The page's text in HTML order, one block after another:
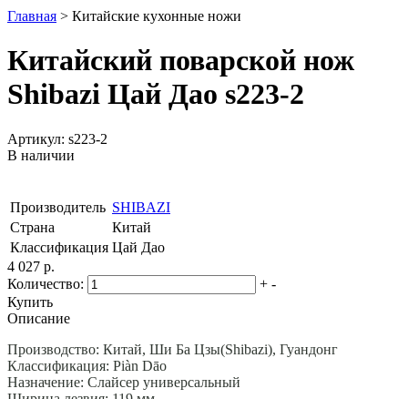
Главная > Китайские кухонные ножи
Китайский поварской нож
Shibazi Цай Дао s223-2
Артикул: s223-2
В наличии
Производитель SHIBAZI
Страна
Китай
Классификация Цай Дао
4 027 р.
Количество:
+ -
Купить
Описание
Производство: Китай, Ши Ба Цзы(Shibazi), Гуандонг
Классификация: Piàn Dāo
Назначение: Слайсер универсальный